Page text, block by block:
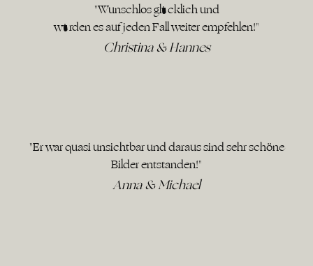
"Wunschlos glücklich und
würden es auf jeden Fall weiter empfehlen!"
Christina & Hannes
"Er war quasi unsichtbar und daraus sind sehr schöne
Bilder entstanden!"
Anna & Michael